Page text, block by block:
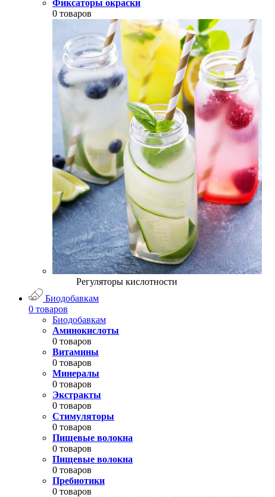
Фиксаторы окраски
0 товаров
Регуляторы кислотности
Биодобавкам
0 товаров
Биодобавкам
Аминокислоты
0 товаров
Витамины
0 товаров
Минералы
0 товаров
Экстракты
0 товаров
Стимуляторы
0 товаров
Пищевые волокна
0 товаров
Пищевые волокна
0 товаров
Пребиотики
0 товаров